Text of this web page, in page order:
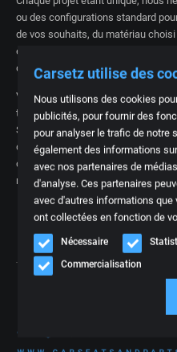
Carsetz utilise des
Nous utilisons des cookies
publicités, pour fournir des
pour analyser le trafic de notre
également des informations
avec nos partenaires de
d'analyse. Ces partenaires
avec d'autres informations que
ont collectées en fonction de
Nécessaire
Commercialisation
ou des configurations standard
de vos souhaits, du matériau
établissons une offre
quoi vous en tenir.
Vous souhaitez obtenir plus
tapisserie d'ameublement sur
Si tel est le cas, veuillez nous
décrivez vos besoins le plus
croquis de référence nous aideront
rapidement et avec plus de